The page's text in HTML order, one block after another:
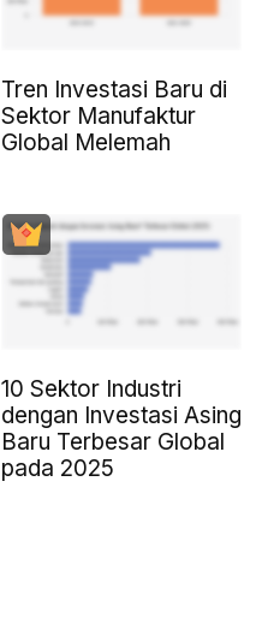
Tren Investasi Baru di
Sektor Manufaktur
Global Melemah
10 Sektor Industri
dengan Investasi Asing
Baru Terbesar Global
pada 2025